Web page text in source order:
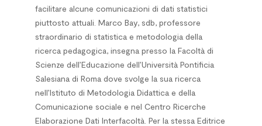
facilitare alcune comunicazioni di dati statistici
piuttosto attuali. Marco Bay, sdb, professore
straordinario di statistica e metodologia della
ricerca pedagogica, insegna presso la Facoltà di
Scienze dell’Educazione dell’Università Pontificia
Salesiana di Roma dove svolge la sua ricerca
nell’Istituto di Metodologia Didattica e della
Comunicazione sociale e nel Centro Ricerche
Elaborazione Dati Interfacoltà. Per la stessa Editrice